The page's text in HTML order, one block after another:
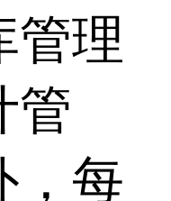
管理
管
，每